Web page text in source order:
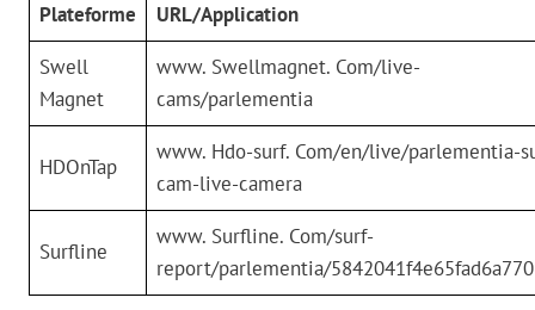
Plateforme
URL/Application
Swell
Magnet
www. Swellmagnet. Com/live-
cams/parlementia
HDOnTap
www. Hdo-surf. Com/en/live/parlementia-
cam-live-camera
Surfline
www. Surfline. Com/surf-
report/parlementia/